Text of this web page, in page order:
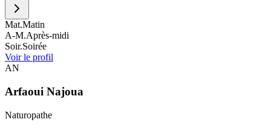
Mat.Matin
A-M.Après-midi
Soir.Soirée
Voir le profil
AN
Arfaoui Najoua
Naturopathe